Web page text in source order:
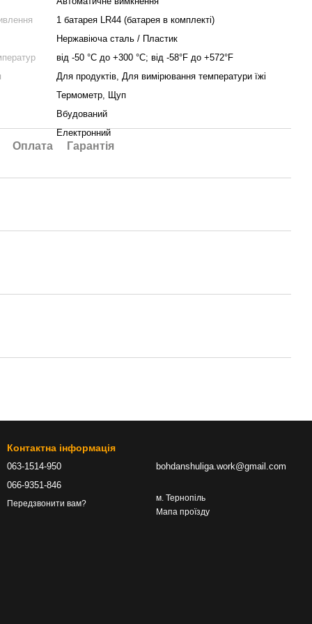
1 батарея LR44 (батарея в комплекті)
Нержавіюча сталь / Пластик
від -50 °C до +300 °C; від -58°F до +572°F
Для продуктів, Для вимірювання температури їжі
Термометр, Щуп
Вбудований
Електронний
Оплата Гарантія
Контактна інформація
063-1514-950
066-9351-846
Передзвонити вам?
bohdanshuliga.work@gmail.com
м. Тернопіль
Мапа проїзду